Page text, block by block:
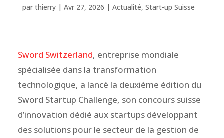
par thierry| Avr 27, 2026 | Actualité, Start-up Suisse
Sword Switzerland, entreprise mondiale
spécialisée dans la transformation
technologique, a lancé la deuxième édition du
Sword Startup Challenge, son concours suisse
d’innovation dédié aux startups développant
des solutions pour le secteur de la gestion de